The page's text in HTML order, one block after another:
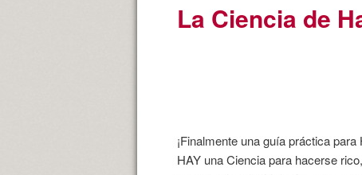
La Ciencia de
¡Finalmente una guía práctica
HAY una Ciencia para hacerse